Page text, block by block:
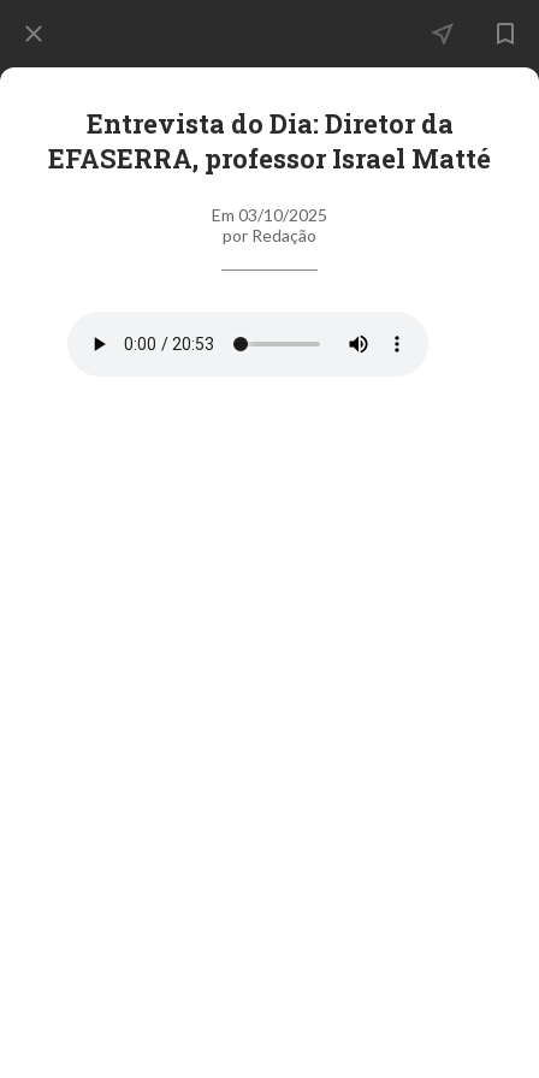
Entrevista do Dia: Diretor da
EFASERRA, professor Israel Matté
Em 03/10/2025
por Redação